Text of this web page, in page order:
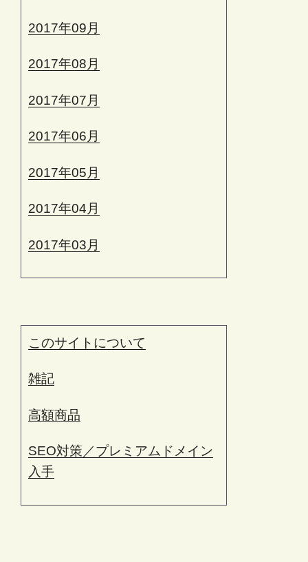
2017年09月
2017年08月
2017年07月
2017年06月
2017年05月
2017年04月
2017年03月
このサイトについて
雑記
高額商品
SEO対策／プレミアムドメイン
入手